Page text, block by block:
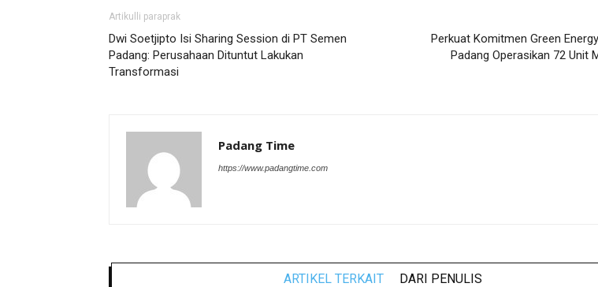
Artikulli paraprak
Dwi Soetjipto Isi Sharing Session di PT Semen
Padang: Perusahaan Dituntut Lakukan
Transformasi
Perkuat Komitmen Green
Padang Operasikan 72 Unit
Padang Time
https://www.padangtime.com
ARTIKEL TERKAIT DARI PENULIS